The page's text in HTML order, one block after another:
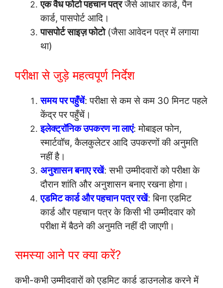
एक वैध फोटो पहचान पत्रजैसे आधार कार्ड, पैन
कार्ड, पासपोर्ट आदि।
पासपोर्ट साइज़ फोटो(जैसा आवेदन पत्र में लगाया
था)
परीक्षा से जुड़े महत्वपूर्ण निर्देश
समय पर पहुँचें: परीक्षा से कम से कम 30 मिनट पहले
केंद्र पर पहुँचें।
इलेक्ट्रॉनिक उपकरण ना लाएं: मोबाइल फोन,
स्मार्टवॉच, कैलकुलेटर आदि उपकरणों की अनुमति
नहीं है।
अनुशासन बनाए रखें: सभी उम्मीदवारों को परीक्षा के
दौरान शांति और अनुशासन बनाए रखना होगा।
एडमिट कार्ड और पहचान पत्र रखें: बिना एडमिट
कार्ड और पहचान पत्र के किसी भी उम्मीदवार को
परीक्षा में बैठने की अनुमति नहीं दी जाएगी।
समस्या आने पर क्या करें?
कभी-कभी उम्मीदवारों को एडमिट कार्ड डाउनलोड करने में